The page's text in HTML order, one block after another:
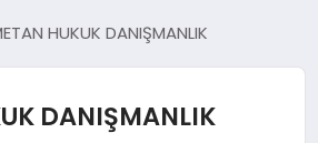
HUKUK DANIŞMANLIK
DANIŞMANLIK